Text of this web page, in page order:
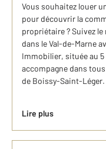
Vous souhaitez louer
pour découvrir la
propriétaire ? Suivez le
dans le Val-de-Marne
Immobilier, située au
accompagne dans
de Boissy-Saint-Léger.
Lire plus